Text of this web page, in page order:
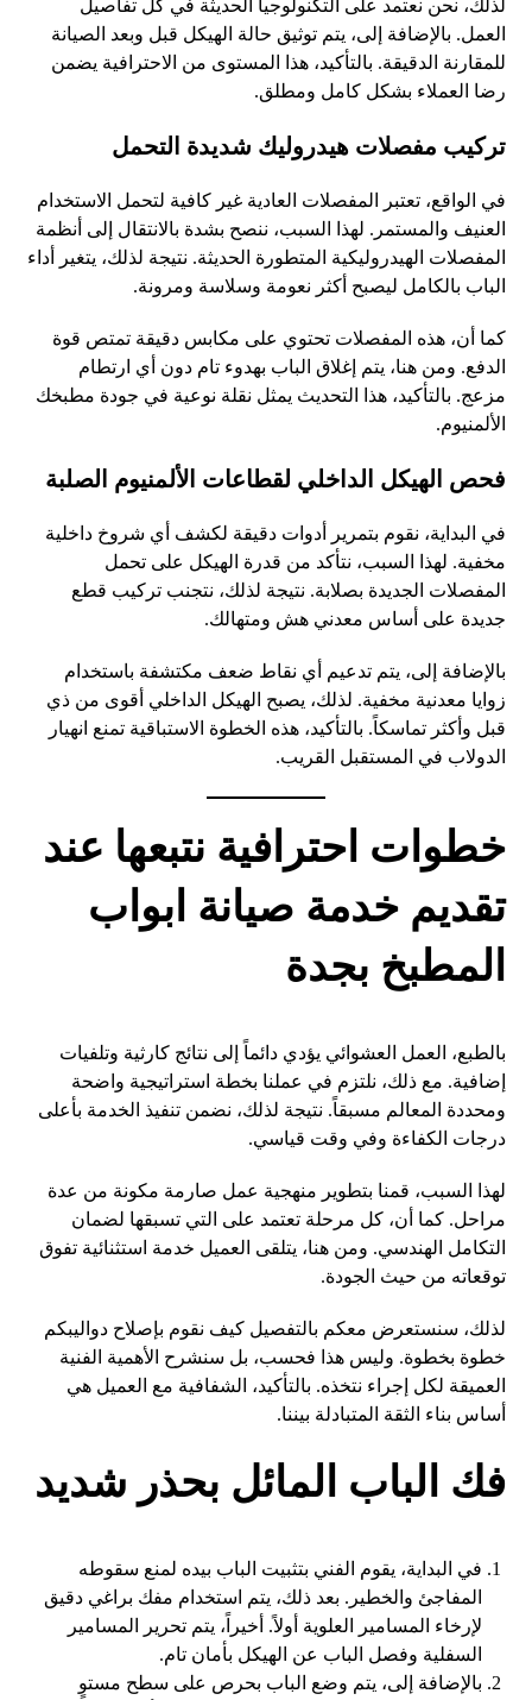
لذلك، نحن نعتمد على التكنولوجيا الحديثة في كل تفاصيل
العمل. بالإضافة إلى، يتم توثيق حالة الهيكل قبل وبعد الصيانة
للمقارنة الدقيقة. بالتأكيد، هذا المستوى من الاحترافية يضمن
رضا العملاء بشكل كامل ومطلق.
تركيب مفصلات هيدروليك شديدة التحمل
في الواقع، تعتبر المفصلات العادية غير كافية لتحمل الاستخدام
العنيف والمستمر. لهذا السبب، ننصح بشدة بالانتقال إلى أنظمة
المفصلات الهيدروليكية المتطورة الحديثة. نتيجة لذلك، يتغير أداء
الباب بالكامل ليصبح أكثر نعومة وسلاسة ومرونة.
كما أن، هذه المفصلات تحتوي على مكابس دقيقة تمتص قوة
الدفع. ومن هنا، يتم إغلاق الباب بهدوء تام دون أي ارتطام
مزعج. بالتأكيد، هذا التحديث يمثل نقلة نوعية في جودة مطبخك
الألمنيوم.
فحص الهيكل الداخلي لقطاعات الألمنيوم الصلبة
في البداية، نقوم بتمرير أدوات دقيقة لكشف أي شروخ داخلية
مخفية. لهذا السبب، نتأكد من قدرة الهيكل على تحمل
المفصلات الجديدة بصلابة. نتيجة لذلك، نتجنب تركيب قطع
جديدة على أساس معدني هش ومتهالك.
بالإضافة إلى، يتم تدعيم أي نقاط ضعف مكتشفة باستخدام
زوايا معدنية مخفية. لذلك، يصبح الهيكل الداخلي أقوى من ذي
قبل وأكثر تماسكاً. بالتأكيد، هذه الخطوة الاستباقية تمنع انهيار
الدولاب في المستقبل القريب.
خطوات احترافية نتبعها عند
تقديم خدمة صيانة ابواب
المطبخ بجدة
بالطبع، العمل العشوائي يؤدي دائماً إلى نتائج كارثية وتلفيات
إضافية. مع ذلك، نلتزم في عملنا بخطة استراتيجية واضحة
ومحددة المعالم مسبقاً. نتيجة لذلك، نضمن تنفيذ الخدمة بأعلى
درجات الكفاءة وفي وقت قياسي.
لهذا السبب، قمنا بتطوير منهجية عمل صارمة مكونة من عدة
مراحل. كما أن، كل مرحلة تعتمد على التي تسبقها لضمان
التكامل الهندسي. ومن هنا، يتلقى العميل خدمة استثنائية تفوق
توقعاته من حيث الجودة.
لذلك، سنستعرض معكم بالتفصيل كيف نقوم بإصلاح دواليبكم
خطوة بخطوة. وليس هذا فحسب، بل سنشرح الأهمية الفنية
العميقة لكل إجراء نتخذه. بالتأكيد، الشفافية مع العميل هي
أساس بناء الثقة المتبادلة بيننا.
فك الباب المائل بحذر شديد
في البداية، يقوم الفني بتثبيت الباب بيده لمنع سقوطه
المفاجئ والخطير. بعد ذلك، يتم استخدام مفك براغي دقيق
لإرخاء المسامير العلوية أولاً. أخيراً، يتم تحرير المسامير
السفلية وفصل الباب عن الهيكل بأمان تام.
بالإضافة إلى، يتم وضع الباب بحرص على سطح مستوٍ